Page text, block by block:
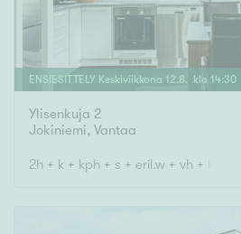
ENSIESITTELY Keskiviikkona 12.8. klo 14:30
Ylisenkuja 2
Jokiniemi, Vantaa
2h + k + kph + s + eril.w + vh + kat.ter.